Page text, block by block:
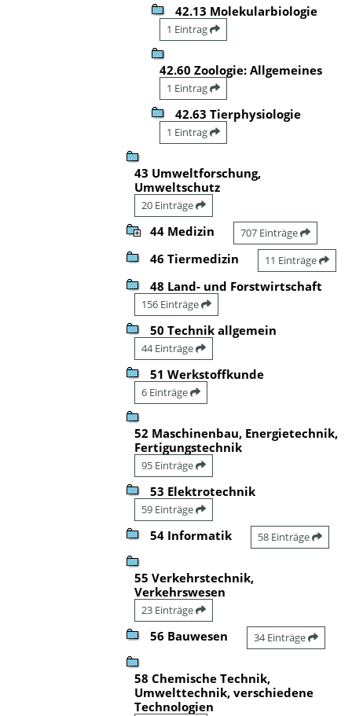
42.13 Molekularbiologie
1 Eintrag
42.60 Zoologie: Allgemeines
1 Eintrag
42.63 Tierphysiologie
1 Eintrag
43 Umweltforschung,
Umweltschutz
20 Einträge
44 Medizin 707 Einträge
46 Tiermedizin 11 Einträge
48 Land- und Forstwirtschaft
156 Einträge
50 Technik allgemein
44 Einträge
51 Werkstoffkunde
6 Einträge
52 Maschinenbau, Energietechnik,
Fertigungstechnik
95 Einträge
53 Elektrotechnik
59 Einträge
54 Informatik 58 Einträge
55 Verkehrstechnik,
Verkehrswesen
23 Einträge
56 Bauwesen 34 Einträge
58 Chemische Technik,
Umwelttechnik, verschiedene
Technologien